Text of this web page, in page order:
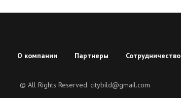
О компании Партнеры Сотрудничество
© All Rights Reserved. citybild@gmail.com